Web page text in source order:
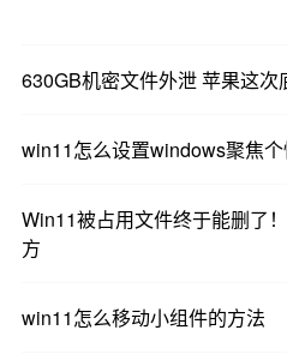
630GB机密文件外泄 苹果这次
win11怎么设置windows聚焦
Win11被占用文件终于能删了
方
win11怎么移动小组件的方法